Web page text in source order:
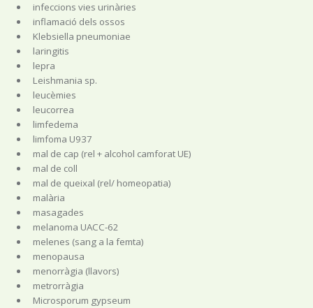
infeccions vies urinàries
inflamació dels ossos
Klebsiella pneumoniae
laringitis
lepra
Leishmania sp.
leucèmies
leucorrea
limfedema
limfoma U937
mal de cap (rel + alcohol camforat UE)
mal de coll
mal de queixal (rel/ homeopatia)
malària
masagades
melanoma UACC-62
melenes (sang a la femta)
menopausa
menorràgia (llavors)
metrorràgia
Microsporum gypseum